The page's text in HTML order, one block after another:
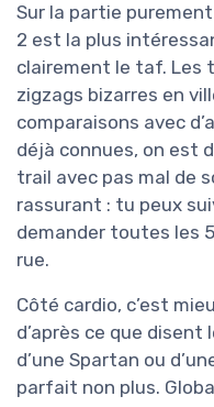
Sur la partie
2 est la plus
clairement le taf. Les
zigzags bizarres en
comparaisons avec
déjà connues, on est
trail avec pas mal de
rassurant : tu peux
demander toutes les
rue.
Côté cardio, c’est
d’après ce que
d’une Spartan ou
parfait non plus.